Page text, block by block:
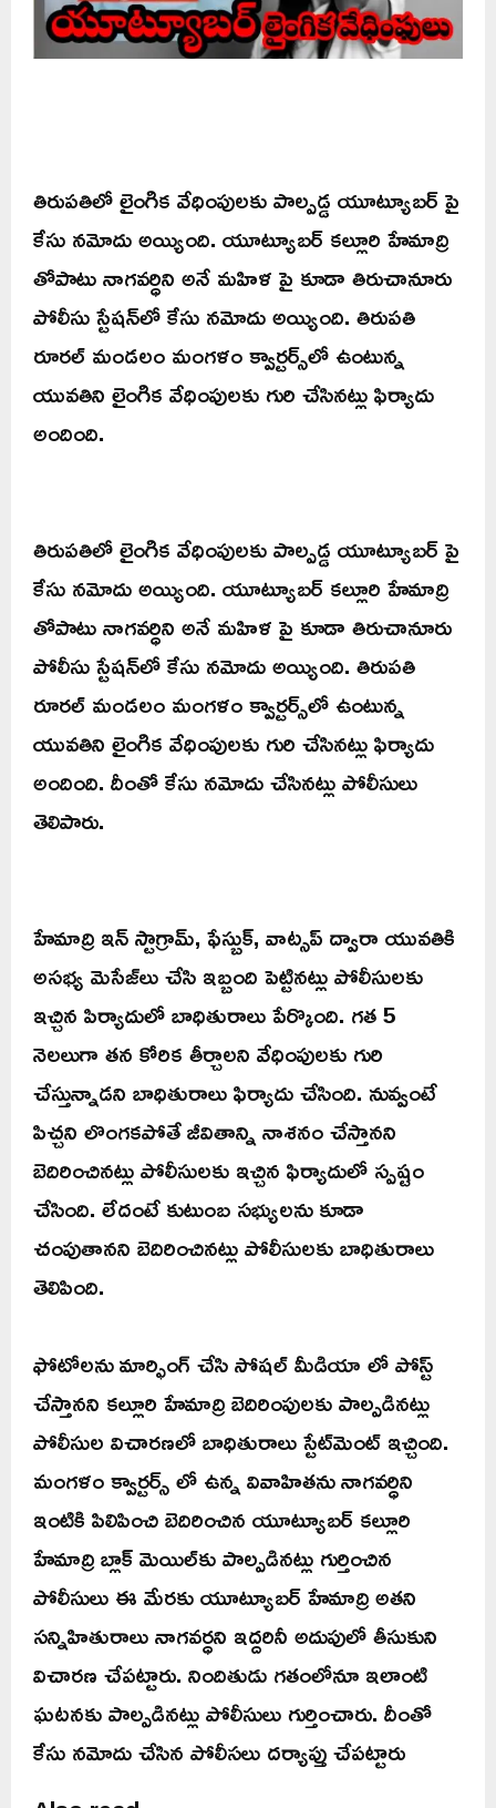
తిరుపతిలో లైంగిక వేధింపులకు పాల్పడ్డ యూట్యూబర్ పై
కేసు నమోదు అయ్యింది. యూట్యూబర్ కల్లూరి హేమాద్రి
తోపాటు నాగవర్ధిని అనే మహిళ పై కూడా తిరుచానూరు
పోలీసు స్టేషన్‌లో కేసు నమోదు అయ్యింది. తిరుపతి
రూరల్ మండలం మంగళం క్వార్టర్స్‌లో ఉంటున్న
యువతిని లైంగిక వేధింపులకు గురి చేసినట్లు ఫిర్యాదు
అందింది.
తిరుపతిలో లైంగిక వేధింపులకు పాల్పడ్డ యూట్యూబర్ పై
కేసు నమోదు అయ్యింది. యూట్యూబర్ కల్లూరి హేమాద్రి
తోపాటు నాగవర్ధిని అనే మహిళ పై కూడా తిరుచానూరు
పోలీసు స్టేషన్‌లో కేసు నమోదు అయ్యింది. తిరుపతి
రూరల్ మండలం మంగళం క్వార్టర్స్‌లో ఉంటున్న
యువతిని లైంగిక వేధింపులకు గురి చేసినట్లు ఫిర్యాదు
అందింది. దీంతో కేసు నమోదు చేసినట్లు పోలీసులు
తెలిపారు.
హేమాద్రి ఇన్ స్టాగ్రామ్, ఫేస్బుక్, వాట్సప్ ద్వారా యువతికి
అసభ్య మెసేజ్‌లు చేసి ఇబ్బంది పెట్టినట్లు పోలీసులకు
ఇచ్చిన పిర్యాదులో బాధితురాలు పేర్కొంది. గత 5
నెలలుగా తన కోరిక తీర్చాలని వేధింపులకు గురి
చేస్తున్నాడని బాధితురాలు ఫిర్యాదు చేసింది. నువ్వంటే
పిచ్చని లొంగకపోతే జీవితాన్ని నాశనం చేస్తానని
బెదిరించినట్లు పోలీసులకు ఇచ్చిన ఫిర్యాదులో స్పష్టం
చేసింది. లేదంటే కుటుంబ సభ్యులను కూడా
చంపుతానని బెదిరించినట్లు పోలీసులకు బాధితురాలు
తెలిపింది.
ఫోటోలను మార్ఫింగ్ చేసి సోషల్ మీడియా లో పోస్ట్
చేస్తానని కల్లూరి హేమాద్రి బెదిరింపులకు పాల్పడినట్లు
పోలీసుల విచారణలో బాధితురాలు స్టేట్‌మెంట్ ఇచ్చింది.
మంగళం క్వార్టర్స్ లో ఉన్న వివాహితను నాగవర్ధిని
ఇంటికి పిలిపించి బెదిరించిన యూట్యూబర్ కల్లూరి
హేమాద్రి బ్లాక్ మెయిల్‌కు పాల్పడినట్లు గుర్తించిన
పోలీసులు ఈ మేరకు యూట్యూబర్ హేమాద్రి అతని
సన్నిహితురాలు నాగవర్ధని ఇద్దరినీ అదుపులో తీసుకుని
విచారణ చేపట్టారు. నిందితుడు గతంలోనూ ఇలాంటి
ఘటనకు పాల్పడినట్లు పోలీసులు గుర్తించారు. దీంతో
కేసు నమోదు చేసిన పోలీసలు దర్యాప్తు చేపట్టారు